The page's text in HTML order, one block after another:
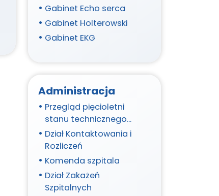
Gabinet Echo serca
Gabinet Holterowski
Gabinet EKG
Administracja
Przegląd pięcioletni
stanu technicznego
budynków/budowli i
jego otoczenia oraz
instalacji elektrycznej i
piorunochronowej
(POSTĘPOWANIE
398/2026/R do wniosku
Dział Kontaktowania i
Rozliczeń
Komenda szpitala
Dział Zakażeń
Szpitalnych